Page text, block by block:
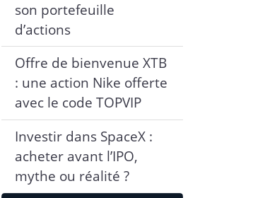
son portefeuille
d’actions
Offre de bienvenue XTB
: une action Nike offerte
avec le code TOPVIP
Investir dans SpaceX :
acheter avant l’IPO,
mythe ou réalité ?